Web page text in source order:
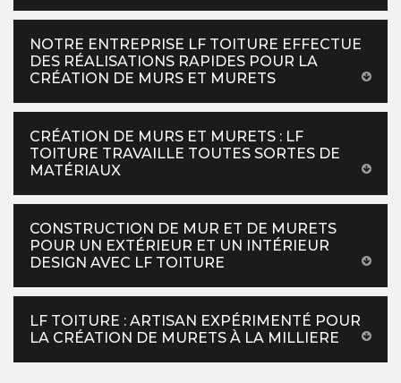
NOTRE ENTREPRISE LF TOITURE EFFECTUE
DES RÉALISATIONS RAPIDES POUR LA
CRÉATION DE MURS ET MURETS
CRÉATION DE MURS ET MURETS : LF
TOITURE TRAVAILLE TOUTES SORTES DE
MATÉRIAUX
CONSTRUCTION DE MUR ET DE MURETS
POUR UN EXTÉRIEUR ET UN INTÉRIEUR
DESIGN AVEC LF TOITURE
LF TOITURE : ARTISAN EXPÉRIMENTÉ POUR
LA CRÉATION DE MURETS À LA MILLIERE